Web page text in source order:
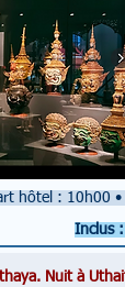
hôtel : 10h00 •
Inclus :
Nuit à